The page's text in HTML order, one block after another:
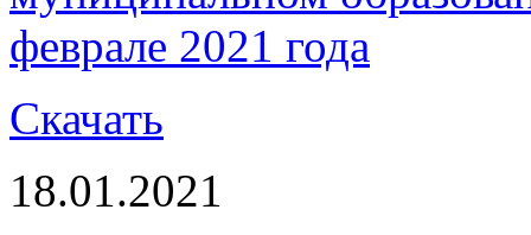
феврале 2021 года
Скачать
18.01.2021